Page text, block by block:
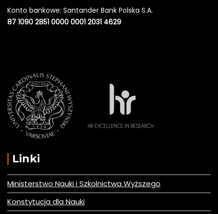
Konto bankowe: Santander Bank Polska S.A.
87 1090 2851 0000 0001 2031 4629
Linki
Ministerstwo Nauki i Szkolnictwa Wyższego
Konstytucja dla Nauki